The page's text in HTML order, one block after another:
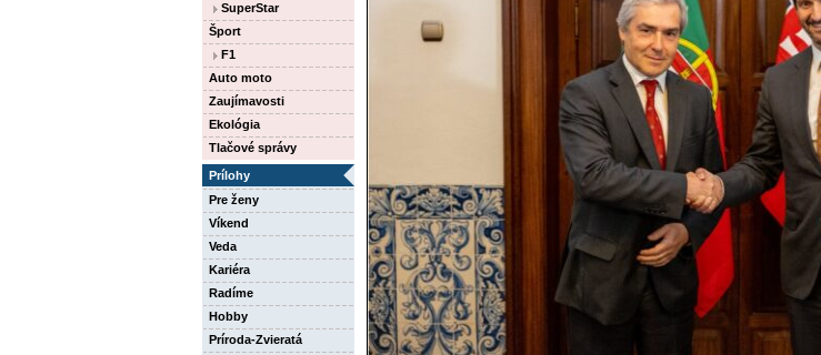
SuperStar
Šport
F1
Auto moto
Zaujímavosti
Ekológia
Tlačové správy
Prílohy
Pre ženy
Víkend
Veda
Kariéra
Radíme
Hobby
Príroda-Zvieratá